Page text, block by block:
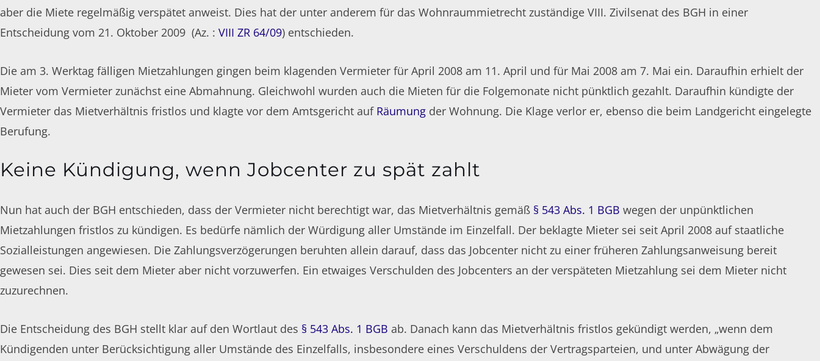
aber die Miete regelmäßig verspätet anweist. Dies hat der unter anderem für das Wohnraummietrecht zuständige VIII. Zivilsenat des BGH in einer
Entscheidung vom 21. Oktober 2009 (Az. : VIII ZR 64/09) entschieden.
Die am 3. Werktag fälligen Mietzahlungen gingen beim klagenden Vermieter für April 2008 am 11. April und für Mai 2008 am 7. Mai ein. Daraufhin erhielt der
Mieter vom Vermieter zunächst eine Abmahnung. Gleichwohl wurden auch die Mieten für die Folgemonate nicht pünktlich gezahlt. Daraufhin kündigte der
Vermieter das Mietverhältnis fristlos und klagte vor dem Amtsgericht auf Räumung der Wohnung. Die Klage verlor er, ebenso die beim Landgericht eingelegte
Berufung.
Keine Kündigung, wenn Jobcenter zu spät zahlt
Nun hat auch der BGH entschieden, dass der Vermieter nicht berechtigt war, das Mietverhältnis gemäß § 543 Abs. 1 BGB wegen der unpünktlichen
Mietzahlungen fristlos zu kündigen. Es bedürfe nämlich der Würdigung aller Umstände im Einzelfall. Der beklagte Mieter sei seit April 2008 auf staatliche
Sozialleistungen angewiesen. Die Zahlungsverzögerungen beruhten allein darauf, dass das Jobcenter nicht zu einer früheren Zahlungsanweisung bereit
gewesen sei. Dies seit dem Mieter aber nicht vorzuwerfen. Ein etwaiges Verschulden des Jobcenters an der verspäteten Mietzahlung sei dem Mieter nicht
zuzurechnen.
Die Entscheidung des BGH stellt klar auf den Wortlaut des § 543 Abs. 1 BGB ab. Danach kann das Mietverhältnis fristlos gekündigt werden, „wenn dem
Kündigenden unter Berücksichtigung aller Umstände des Einzelfalls, insbesondere eines Verschuldens der Vertragsparteien, und unter Abwägung der